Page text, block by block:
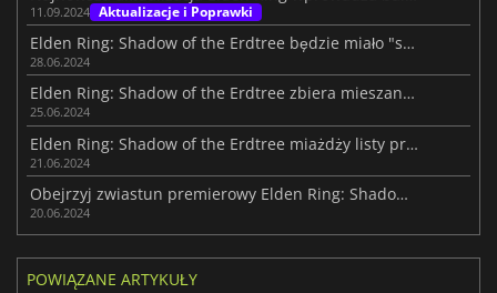
11.09.2024 Aktualizacje i Poprawki
Elden Ring: Shadow of the Erdtree będzie miało "skalibrowany" poziom trudności.
28.06.2024
Elden Ring: Shadow of the Erdtree zbiera mieszane recenzje na Steamie
25.06.2024
Elden Ring: Shadow of the Erdtree miażdży listy przebojów na Steamie
21.06.2024
Obejrzyj zwiastun premierowy Elden Ring: Shadow of the Erdtree przed premierą
20.06.2024
POWIĄZANE ARTYKUŁY